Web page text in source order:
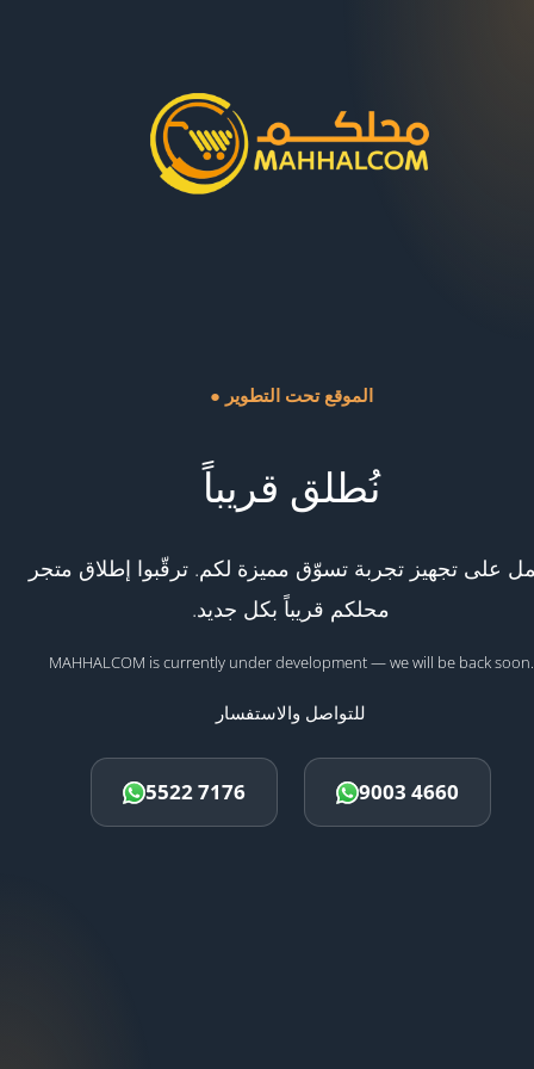
● الموقع تحت التطوير
نُطلق قريباً
على تجهيز تجربة تسوّق مميزة لكم. ترقّبوا إطلاق متجر
محلكم قريباً بكل جديد.
MAHHALCOM is currently under development — we will be back soon.
للتواصل والاستفسار
5522 7176 9003 4660